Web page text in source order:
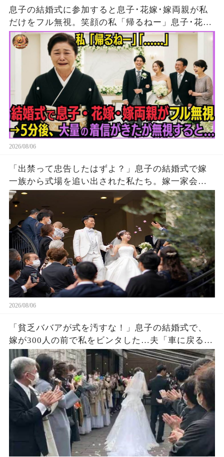
息子の結婚式に参加すると息子･花嫁･嫁両親が私
だけをフル無視。笑顔の私「帰るねー」息子･花
嫁･嫁両親「…」→5分後、大量の着信がきたが無
視して消えた結果
2026/08/06
「出禁って忠告したはずよ？」息子の結婚式で嫁
一族から式場を追い出された私たち。嫁一家会社
の大株主の私が株主総会で社長解任案を出すと
2026/08/06
「貧乏ババアが式を汚すな！」息子の結婚式で、
嫁が300人の前で私をビンタした…夫「車に戻る
か」私「ごめん」皆が私を哀れんでいたが真実が
明かされ嫁は顔面蒼白になった…